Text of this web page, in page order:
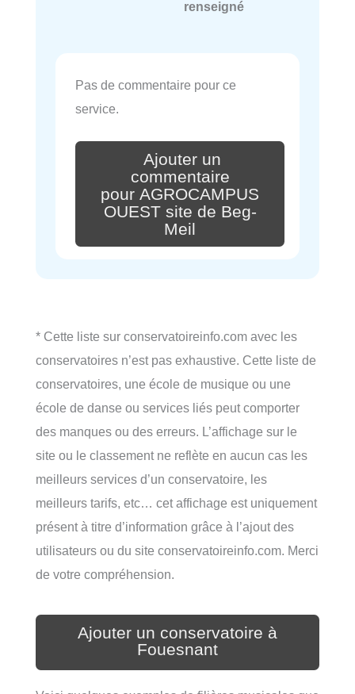
renseigné
Pas de commentaire pour ce
service.
Ajouter un
commentaire
pour AGROCAMPUS
OUEST site de Beg-
Meil
* Cette liste sur conservatoireinfo.com avec les
conservatoires n’est pas exhaustive. Cette liste de
conservatoires, une école de musique ou une
école de danse ou services liés peut comporter
des manques ou des erreurs. L’affichage sur le
site ou le classement ne reflète en aucun cas les
meilleurs services d’un conservatoire, les
meilleurs tarifs, etc… cet affichage est uniquement
présent à titre d’information grâce à l’ajout des
utilisateurs ou du site conservatoireinfo.com. Merci
de votre compréhension.
Ajouter un conservatoire à
Fouesnant